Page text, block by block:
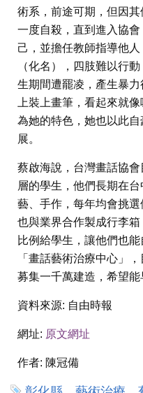
術系，前途可期，但因其
一度自殺，直到進入協
己，並擔任教師指導他
（化名），四肢難以行
生期間遭罷凌，產生暴
上裝上畫筆，看起來就
為她的特色，她也以此
展。
蔡啟海說，台灣畫話協
層的學生，他們長期在
藝、手作，每年均會挑
也與業界合作製成行李
比例給學生，讓他們也
「畫話藝術治療中心」
募集一千萬建造，希望
資料來源: 自由時報
網址: 原文網址
作者: 陳冠備